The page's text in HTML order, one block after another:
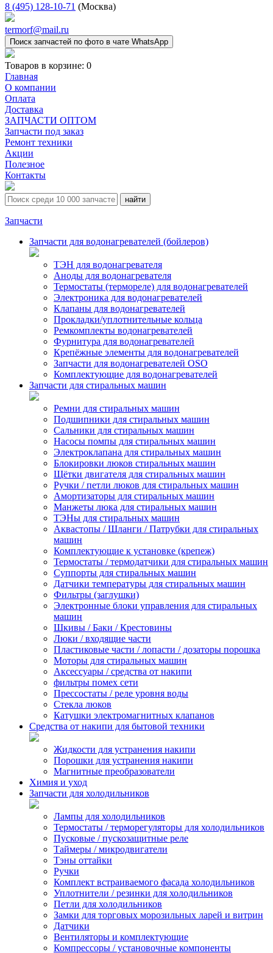
8 (495) 128-10-71 (Москва)
termorf@mail.ru
Поиск запчастей по фото в чате WhatsApp
Товаров в корзине: 0
Главная
О компании
Оплата
Доставка
ЗАПЧАСТИ ОПТОМ
Запчасти под заказ
Ремонт техники
Акции
Полезное
Контакты
Запчасти
Запчасти для водонагревателей (бойлеров)
ТЭН для водонагревателя
Аноды для водонагревателя
Термостаты (термореле) для водонагревателей
Электроника для водонагревателей
Клапаны для водонагревателей
Прокладки/уплотнительные кольца
Ремкомплекты водонагревателей
Фурнитура для водонагревателей
Крепёжные элементы для водонагревателей
Запчасти для водонагревателей OSO
Комплектующие для водонагревателей
Запчасти для стиральных машин
Ремни для стиральных машин
Подшипники для стиральных машин
Сальники для стиральных машин
Насосы помпы для стиральных машин
Электроклапана для стиральных машин
Блокировки люков стиральных машин
Щётки двигателя для стиральных машин
Ручки / петли люков для стиральных машин
Амортизаторы для стиральных машин
Манжеты люка для стиральных машин
ТЭНы для стиральных машин
Аквастопы / Шланги / Патрубки для стиральных
машин
Комплектующие к установке (крепеж)
Термостаты / термодатчики для стиральных машин
Суппорты для стиральных машин
Датчики температуры для стиральных машин
Фильтры (заглушки)
Электронные блоки управления для стиральных
машин
Шкивы / Баки / Крестовины
Люки / входящие части
Пластиковые части / лопасти / дозаторы порошка
Моторы для стиральных машин
Аксессуары / средства от накипи
фильтры помех сети
Прессостаты / реле уровня воды
Стекла люков
Катушки электромагнитных клапанов
Средства от накипи для бытовой техники
Жидкости для устранения накипи
Порошки для устранения накипи
Магнитные преобразователи
Химия и уход
Запчасти для холодильников
Лампы для холодильников
Термостаты / терморегуляторы для холодильников
Пусковые / пускозащитные реле
Таймеры / микродвигатели
Тэны оттайки
Ручки
Комплект встраиваемого фасада холодильников
Уплотнители / резинки для холодильников
Петли для холодильников
Замки для торговых морозильных ларей и витрин
Датчики
Вентиляторы и комплектующие
Компрессоры / установочные компоненты